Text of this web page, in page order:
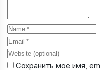
Name
Email
Website
Сохранить моё имя,